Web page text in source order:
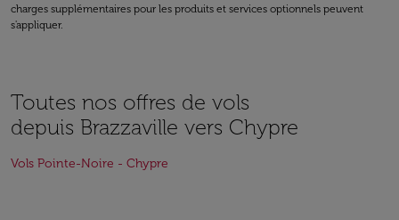
charges supplémentaires pour les produits et services optionnels peuvent
s'appliquer.
Toutes nos offres de vols
depuis Brazzaville vers Chypre
Vols Pointe-Noire - Chypre